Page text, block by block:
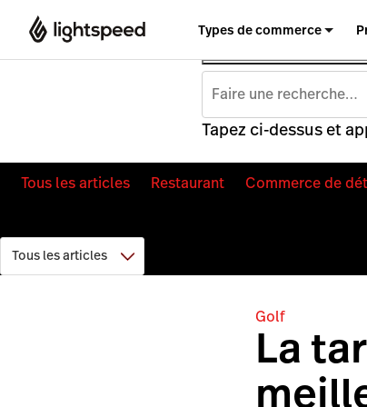
Types de commerce
Tapez ci-dessus et
Tous les articles Restaurant Commerce de
Golf
La